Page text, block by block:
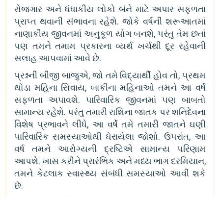
રોજગાર અને ધંધાકીય લોકો બંને માટે અપાર સફળતા
પ્રાપ્ત થવાની સંભાવના રહેશે. જોકે વર્ષની શરૂઆતમાં
નાણાકીય જીવનમાં અનુકૂળ યોગ બનશે, પરંતુ તેમ છતાં
પણ તમને તમામ પ્રકારના વ્યર્થ ખર્ચથી દૂર રહેવાની
સલાહ આપવામાં આવે છે.
પ્રશ્નની બીજી બાજુએ, જો તમે વિદ્યાર્થી હોવ તો, પ્રથમ
થોડા મહિના સિવાય, બાકીના મહિનાઓ તમને આ વર્ષે
સફળતા અપાવશે. પારિવારિક જીવનમાં પણ બાબતો
સામાન્ય રહેશે. પરંતુ તમારી રાશિના જાતક પર શનિદેવના
વિશેષ પ્રભાવને લીધે, આ વર્ષે તમે તમારી જાતને ઘણી
પારિવારિક સમસ્યાઓથી ઘેરાયેલા જોશો. ઉપરાંત, આ
વર્ષ તમને આરોગ્યની દ્રષ્ટિએ સામાન્ય પરિણામ
આપશે. ખાસ કરીને પ્રારંભિક અને મધ્ય ભાગ દરમિયાન,
તમને કેટલાક સ્વાસ્થ્ય સંબંધી સમસ્યાઓ આવી શકે
છે.